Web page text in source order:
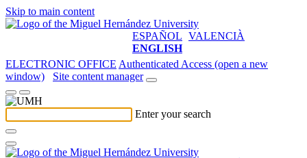
Skip to main content
ESPAÑOL VALENCIÀ
ENGLISH
ELECTRONIC OFFICE Authenticated Access (open a new
window)
Site content manager
Enter your search